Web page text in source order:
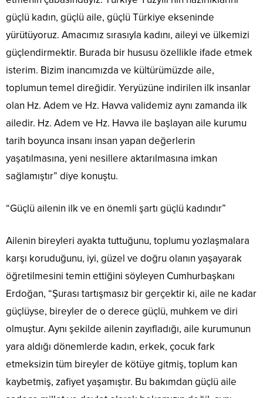
güçlü kadın, güçlü aile, güçlü Türkiye ekseninde
yürütüyoruz. Amacımız sırasıyla kadını, aileyi ve ülkemizi
güçlendirmektir. Burada bir hususu özellikle ifade etmek
isterim. Bizim inancımızda ve kültürümüzde aile,
toplumun temel direğidir. Yeryüzüne indirilen ilk insanlar
olan Hz. Adem ve Hz. Havva validemiz aynı zamanda ilk
ailedir. Hz. Adem ve Hz. Havva ile başlayan aile kurumu
tarih boyunca insanı insan yapan değerlerin
yaşatılmasına, yeni nesillere aktarılmasına imkan
sağlamıştır” diye konuştu.
“Güçlü ailenin ilk ve en önemli şartı güçlü kadındır”
Ailenin bireyleri ayakta tuttuğunu, toplumu yozlaşmalara
karşı koruduğunu, iyi, güzel ve doğru olanın yaşayarak
öğretilmesini temin ettiğini söyleyen Cumhurbaşkanı
Erdoğan, “Şurası tartışmasız bir gerçektir ki, aile ne kadar
güçlüyse, bireyler de o derece güçlü, muhkem ve diri
olmuştur. Aynı şekilde ailenin zayıfladığı, aile kurumunun
yara aldığı dönemlerde kadın, erkek, çocuk fark
etmeksizin tüm bireyler de kötüye gitmiş, toplum kan
kaybetmiş, zafiyet yaşamıştır. Bu bakımdan güçlü aile